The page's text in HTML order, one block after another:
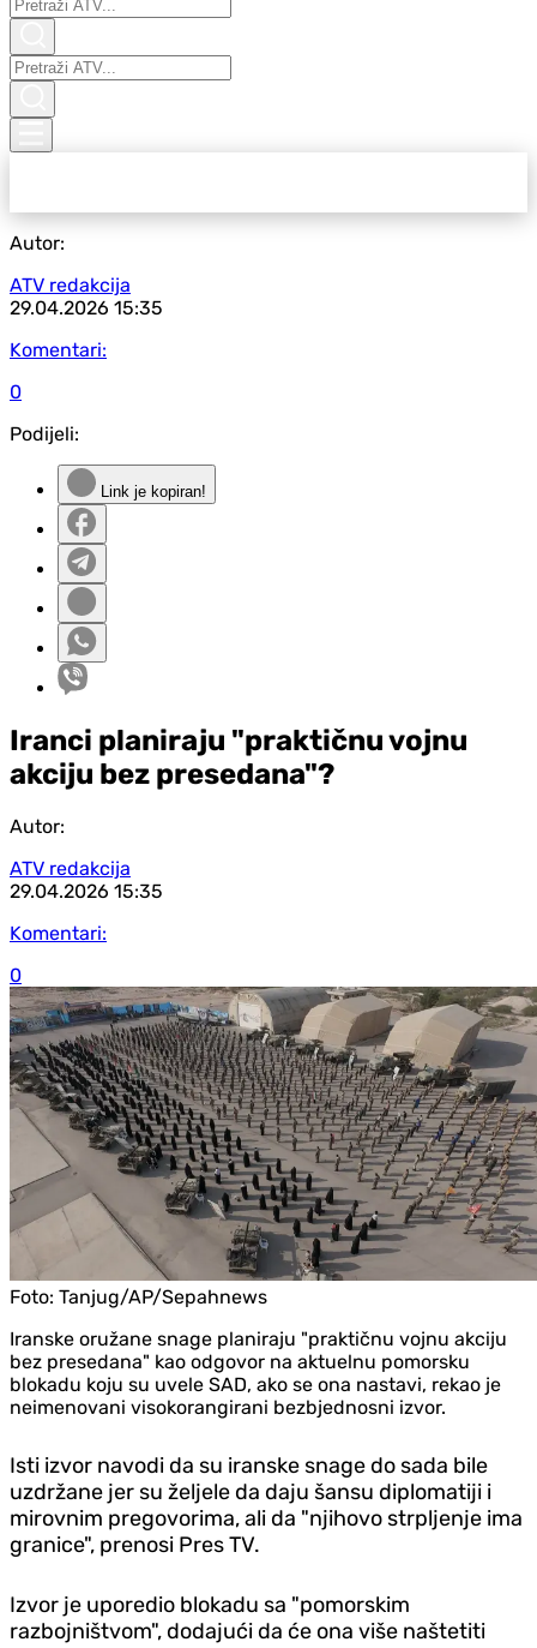
Autor:
ATV redakcija
29.04.2026 15:35
Komentari:
0
Podijeli:
Link je kopiran!
Iranci planiraju "praktičnu vojnu
akciju bez presedana"?
Autor:
ATV redakcija
29.04.2026 15:35
Komentari:
0
Foto: Tanjug/AP/Sepahnews
Iranske oružane snage planiraju "praktičnu vojnu akciju
bez presedana" kao odgovor na aktuelnu pomorsku
blokadu koju su uvele SAD, ako se ona nastavi, rekao je
neimenovani visokorangirani bezbjednosni izvor.
Isti izvor navodi da su iranske snage do sada bile
uzdržane jer su željele da daju šansu diplomatiji i
mirovnim pregovorima, ali da "njihovo strpljenje ima
granice", prenosi Pres TV.
Izvor je uporedio blokadu sa "pomorskim
razbojništvom", dodajući da će ona više naštetiti